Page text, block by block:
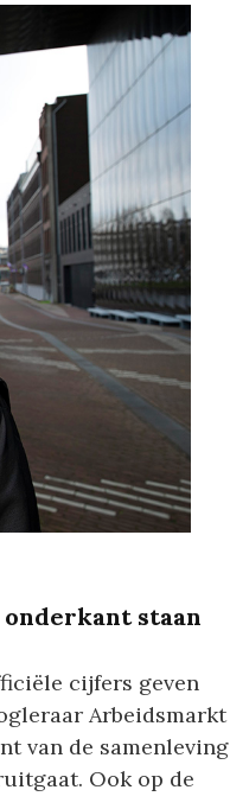
onderkant staan
cijfers geven
Arbeidsmarkt
van de samenleving
Ook op de